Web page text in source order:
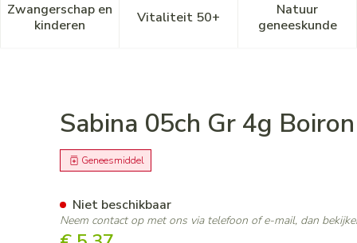
verzorging en hygiëne categorie
voor Dieet, voeding en vitamines categorie
Zwangerschap en
kinderenToon submenu voor Zwangerschap en kinderen
Vitaliteit 50+Toon submenu voor Vitaliteit
Natuur
geneeskunde
Toon
Sabina 05ch Gr 4g Boiron
Geneesmiddel
Niet beschikbaar
Neem contact op met ons via telefoon of e-mail, dan